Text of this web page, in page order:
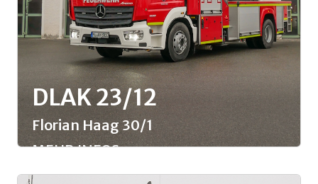
DLAK 23/12
Florian Haag 30/1
MEHR INFOS